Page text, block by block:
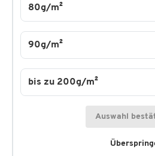
80g/m²
90g/m²
bis zu 200g/m²
Auswahl